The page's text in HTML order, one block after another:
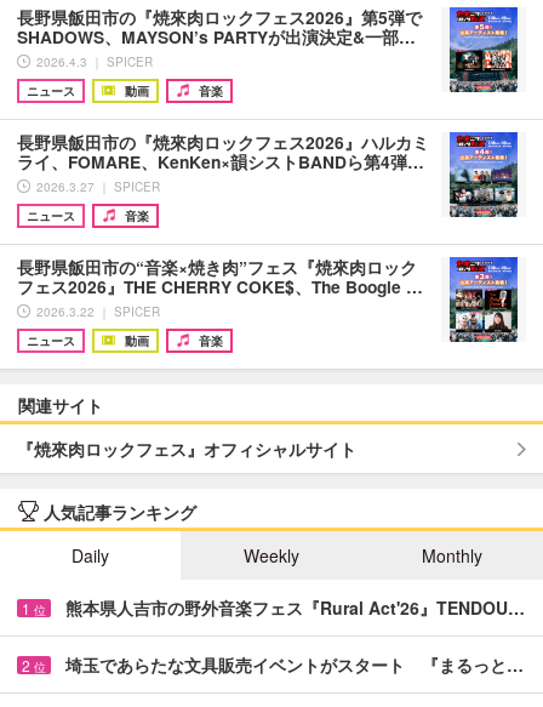
長野県飯田市の『焼來肉ロックフェス2026』第5弾で
SHADOWS、MAYSON’s PARTYが出演決定&一部…
2026.4.3 ｜ SPICER
ニュース
動画 音楽
長野県飯田市の『焼來肉ロックフェス2026』ハルカミ
ライ、FOMARE、KenKen×韻シストBANDら第4弾…
2026.3.27 ｜ SPICER
ニュース
音楽
長野県飯田市の“音楽×焼き肉”フェス『焼來肉ロック
フェス2026』THE CHERRY COKE$、The Boogie …
2026.3.22 ｜ SPICER
ニュース
動画 音楽
関連サイト
『焼來肉ロックフェス』オフィシャルサイト
人気記事ランキング
Daily
Weekly Monthly
1 位 熊本県人吉市の野外音楽フェス『Rural Act'26』TENDOU…
2 位 埼玉であらたな文具販売イベントがスタート 『まるっと…